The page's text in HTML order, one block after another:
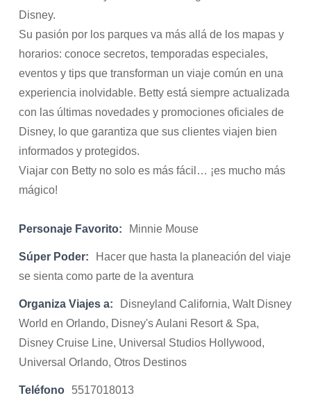
Disney.
Su pasión por los parques va más allá de los mapas y
horarios: conoce secretos, temporadas especiales,
eventos y tips que transforman un viaje común en una
experiencia inolvidable. Betty está siempre actualizada
con las últimas novedades y promociones oficiales de
Disney, lo que garantiza que sus clientes viajen bien
informados y protegidos.
Viajar con Betty no solo es más fácil… ¡es mucho más
mágico!
Personaje Favorito: Minnie Mouse
Súper Poder:
Hacer que hasta la planeación del viaje
se sienta como parte de la aventura
Organiza Viajes a:
Disneyland California, Walt Disney
World en Orlando, Disney's Aulani Resort & Spa,
Disney Cruise Line, Universal Studios Hollywood,
Universal Orlando, Otros Destinos
Teléfono 5517018013